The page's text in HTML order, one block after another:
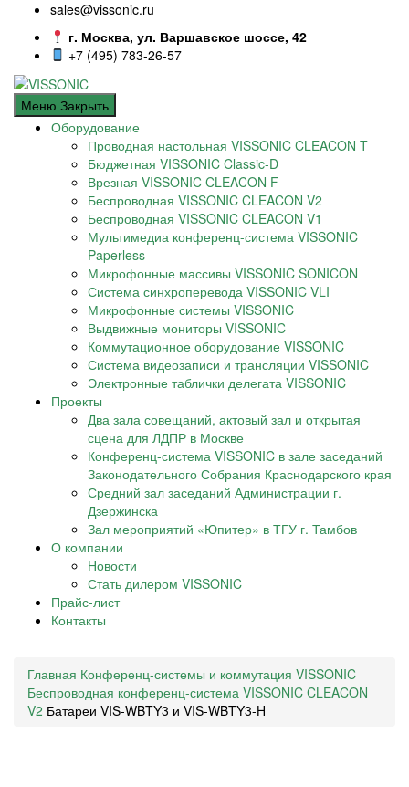
sales@vissonic.ru
г. Москва, ул. Варшавское шоссе, 42
+7 (495) 783-26-57
Меню Закрыть
Оборудование
Проводная настольная VISSONIC CLEACON T
Бюджетная VISSONIC Classic-D
Врезная VISSONIC CLEACON F
Беспроводная VISSONIC CLEACON V2
Беспроводная VISSONIC CLEACON V1
Мультимедиа конференц-система VISSONIC
Paperless
Микрофонные массивы VISSONIC SONICON
Система синхроперевода VISSONIC VLI
Микрофонные системы VISSONIC
Выдвижные мониторы VISSONIC
Коммутационное оборудование VISSONIC
Система видеозаписи и трансляции VISSONIC
Электронные таблички делегата VISSONIC
Проекты
Два зала совещаний, актовый зал и открытая
сцена для ЛДПР в Москве
Конференц-система VISSONIC в зале заседаний
Законодательного Собрания Краснодарского края
Средний зал заседаний Администрации г.
Дзержинска
Зал мероприятий «Юпитер» в ТГУ г. Тамбов
О компании
Новости
Стать дилером VISSONIC
Прайс-лист
Контакты
Главная Конференц-системы и коммутация VISSONIC
Беспроводная конференц-система VISSONIC CLEACON
V2 Батареи VIS-WBTY3 и VIS-WBTY3-H